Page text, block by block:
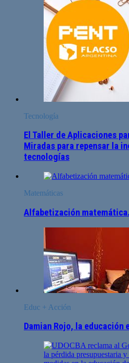
Tecnología
El Taller de Aplicaciones
Miradas para repensar la
tecnologías
Matemáticas
Alfabetización
Educ + Acción
Damian Rojo, la educación